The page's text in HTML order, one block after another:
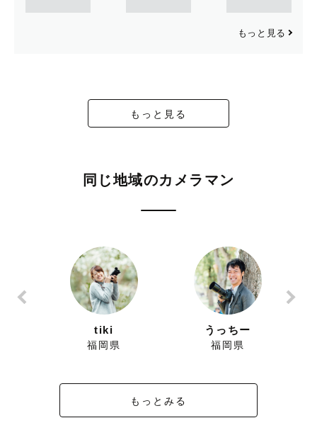
すすめしております。🍼
おくるみや小物は全てこちらで全てご用意可能です。
もっと見る
もっと見る
同じ地域のカメラマン
tiki
福岡県
うっちー
福岡県
もっとみる